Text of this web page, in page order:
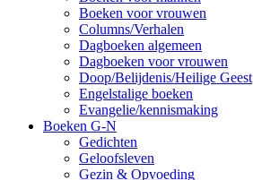
Boeken voor vrouwen
Columns/Verhalen
Dagboeken algemeen
Dagboeken voor vrouwen
Doop/Belijdenis/Heilige Geest
Engelstalige boeken
Evangelie/kennismaking
Boeken G-N
Gedichten
Geloofsleven
Gezin & Opvoeding